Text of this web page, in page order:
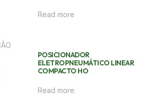
Read more
POSICIONADOR
ELETROPNEUMÁTICO LINEAR
COMPACTO HO
Read more